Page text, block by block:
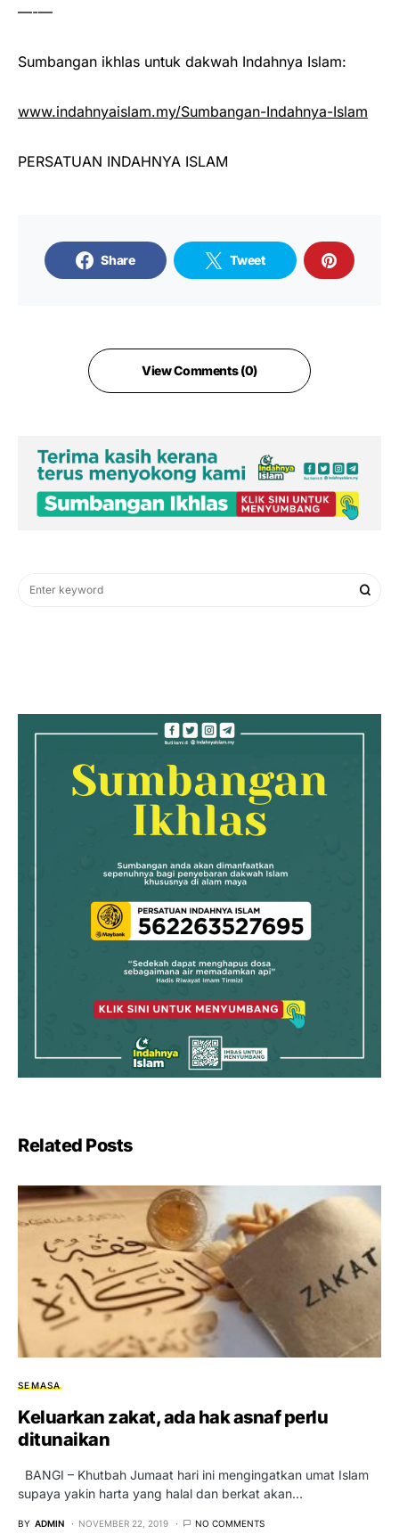
—-—
Sumbangan ikhlas untuk dakwah Indahnya Islam:
www.indahnyaislam.my/Sumbangan-Indahnya-Islam
PERSATUAN INDAHNYA ISLAM
Share Tweet
View Comments (0)
Related Posts
SEMASA
Keluarkan zakat, ada hak asnaf perlu
ditunaikan
BANGI – Khutbah Jumaat hari ini mengingatkan umat Islam
supaya yakin harta yang halal dan berkat akan…
BY ADMIN NOVEMBER 22, 2019 NO COMMENTS